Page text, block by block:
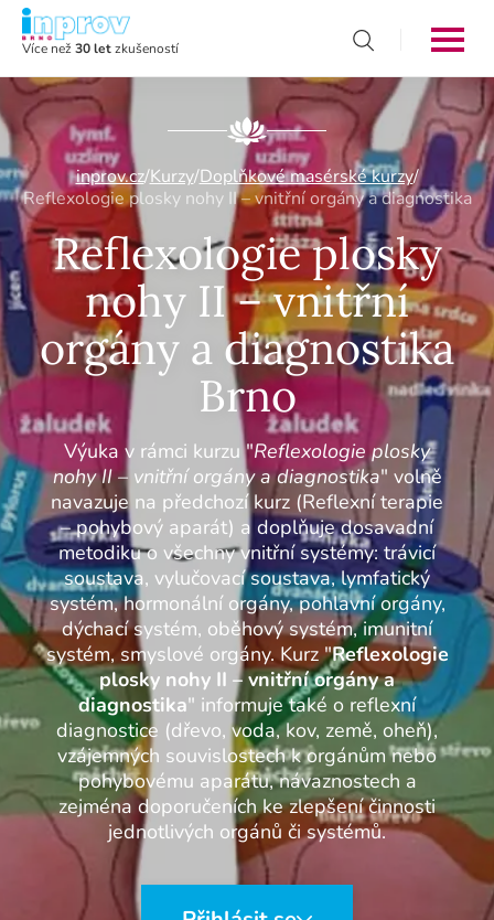
Více než30 letzkušeností
inprov.cz/Kurzy/Doplňkové masérské kurzy/
Reflexologie plosky nohy II – vnitřní orgány a diagnostika
Reflexologie plosky
nohy II – vnitřní
orgány a diagnostika
Brno
Výuka v rámci kurzu "Reflexologie plosky
nohy II – vnitřní orgány a diagnostika" volně
navazuje na předchozí kurz (Reflexní terapie
– pohybový aparát) a doplňuje dosavadní
metodiku o všechny vnitřní systémy: trávicí
soustava, vylučovací soustava, lymfatický
systém, hormonální orgány, pohlavní orgány,
dýchací systém, oběhový systém, imunitní
systém, smyslové orgány. Kurz "Reflexologie
plosky nohy II – vnitřní orgány a
diagnostika" informuje také o reflexní
diagnostice (dřevo, voda, kov, země, oheň),
vzájemných souvislostech k orgánům nebo
pohybovému aparátu, návaznostech a
zejména doporučeních ke zlepšení činnosti
jednotlivých orgánů či systémů.